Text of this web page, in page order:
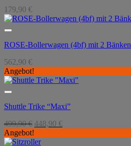
179,90 €
ROSE-Bollerwagen (4bf) mit 2 Bänken
562,90 €
Angebot!
Shuttle Trike “Maxi”
499,90€ Ursprünglicher
war:
448,90 €Aktueller
Angebot!